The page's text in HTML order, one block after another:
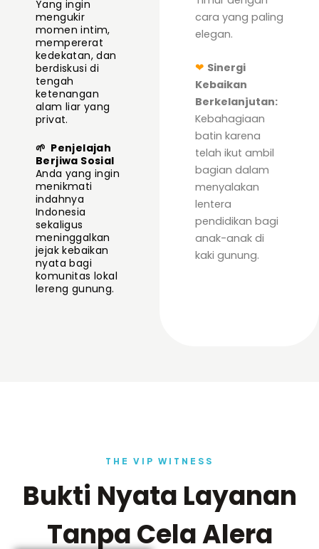
Yang ingin
mengukir
momen intim,
mempererat
kedekatan, dan
berdiskusi di
tengah
ketenangan
alam liar yang
privat.
🌱 Penjelajah
Berjiwa Sosial
Anda yang ingin
menikmati
indahnya
Indonesia
sekaligus
meninggalkan
jejak kebaikan
nyata bagi
komunitas lokal
lereng gunung.
cara yang paling
elegan.
❤ Sinergi
Kebaikan
Berkelanjutan:
Kebahagiaan
batin karena
telah ikut ambil
bagian dalam
menyalakan
lentera
pendidikan bagi
anak-anak di
kaki gunung.
THE VIP WITNESS
Bukti Nyata Layanan
Tanpa Cela Alera